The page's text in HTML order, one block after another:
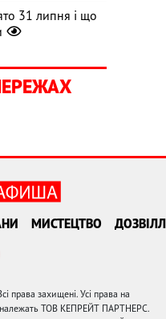
31 липня і що
МИСТЕЦТВО
захищені. Усі права на
належать ТОВ КЕПРЕЙТ ПАРТНЕРС.